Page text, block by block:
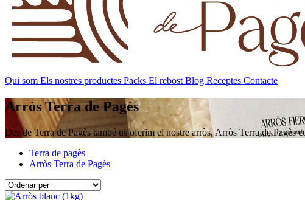
Qui som Els nostres productes Packs El rebost Blog Receptes Contacte
Arròs Terra de Pagès
Des de Terra de Pagès també us oferim el nostre arròs, Arròs Terra de Pagès
Terra de pagès
Arròs Terra de Pagès